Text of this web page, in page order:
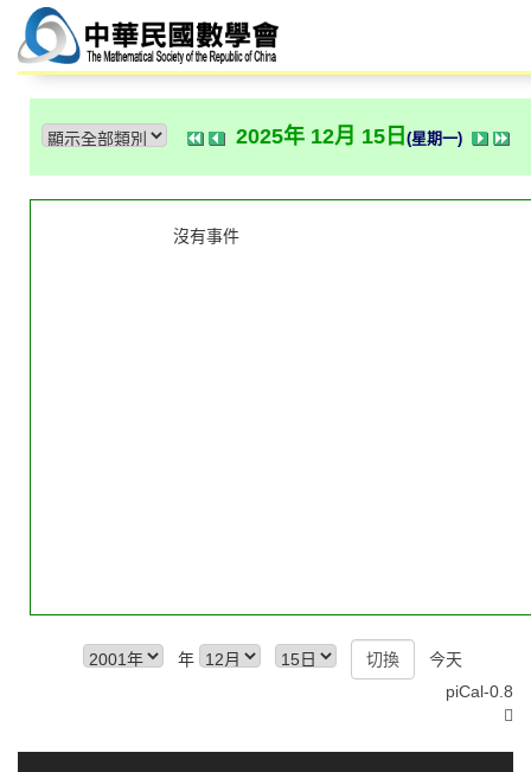
2025年 12月 15日 (星期一)
沒有事件
年
今天
piCal-0.8